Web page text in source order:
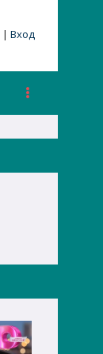
| Вход